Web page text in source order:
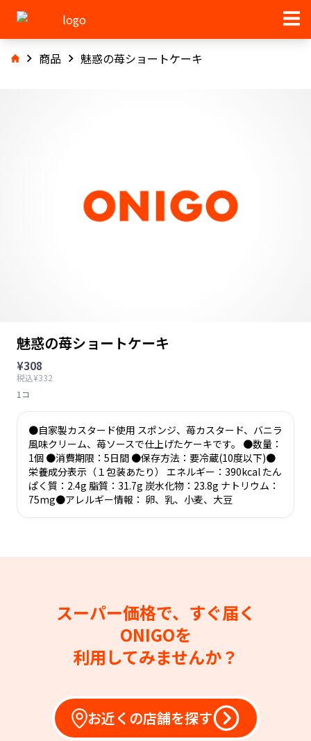
商品 魅惑の苺ショートケーキ
魅惑の苺ショートケーキ
¥308
税込¥332
1コ
●自家製カスタード使用 スポンジ、苺カスタード、バニラ
風味クリーム、苺ソースで仕上げたケーキです。 ●数量：
1個 ●消費期限：5日間 ●保存方法：要冷蔵(10度以下)●
栄養成分表示（１包装あたり） エネルギー：390kcal たん
ぱく質：2.4g 脂質：31.7g 炭水化物：23.8g ナトリウム：
75mg●アレルギー情報： 卵、乳、小麦、大豆
スーパー価格で、すぐ届く
ONIGOを
利用してみませんか？
お近くの店舗を探す